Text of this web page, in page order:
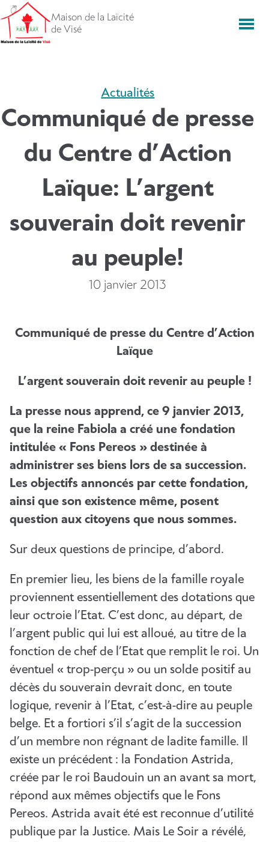
Aller
directement
vers
Maison de la Laïcité
de Visé
Actualités
Communiqué de presse
du Centre d’Action
Laïque: L’argent
souverain doit revenir
au peuple!
10 janvier 2013
Communiqué de presse du Centre d’Action
Laïque
L’argent souverain doit revenir au peuple !
La presse nous apprend, ce 9 janvier 2013,
que la reine Fabiola a créé une fondation
intitulée « Fons Pereos » destinée à
administrer ses biens lors de sa succession.
Les objectifs annoncés par cette fondation,
ainsi que son existence même, posent
question aux citoyens que nous sommes.
Sur deux questions de principe, d’abord.
En premier lieu, les biens de la famille royale
proviennent essentiellement des dotations que
leur octroie l’Etat. C’est donc, au départ, de
l’argent public qui lui est alloué, au titre de la
fonction de chef de l’Etat que remplit le roi. Un
éventuel « trop-perçu » ou un solde positif au
décès du souverain devrait donc, en toute
logique, revenir à l’Etat, c’est-à-dire au peuple
belge. Et a fortiori s’il s’agit de la succession
d’un membre non régnant de ladite famille. Il
existe un précédent : la Fondation Astrida,
créée par le roi Baudouin un an avant sa mort,
répond aux mêmes objectifs que le Fons
Pereos. Astrida avait été est reconnue d’utilité
publique par la Justice. Mais Le Soir a révélé,